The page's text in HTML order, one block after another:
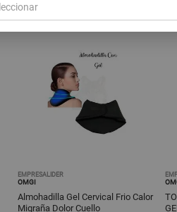
EMPRESALIDER
OMGI
Almohadilla Gel Cervical Frio Calor
Migraña Dolor Cuello